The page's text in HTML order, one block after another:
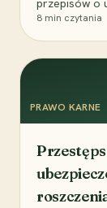
przepisów o
8 min czytania
PRAWO KARNE